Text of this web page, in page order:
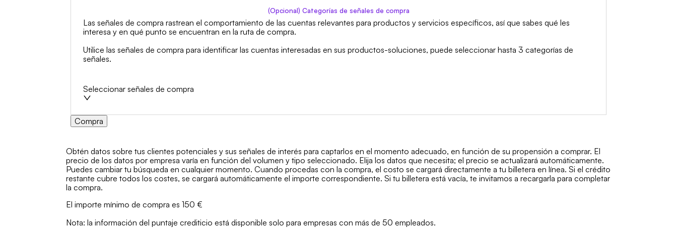
(Opcional) Categorías de señales de compra
Las señales de compra rastrean el comportamiento de las cuentas relevantes para productos y servicios específicos, así que sabes qué les
interesa y en qué punto se encuentran en la ruta de compra.
Utilice las señales de compra para identificar las cuentas interesadas en sus productos-soluciones, puede seleccionar hasta 3 categorías de
señales.
Seleccionar señales de compra
Compra
Obtén datos sobre tus clientes potenciales y sus señales de interés para captarlos en el momento adecuado, en función de su propensión a comprar. El
precio de los datos por empresa varía en función del volumen y tipo seleccionado. Elija los datos que necesita; el precio se actualizará automáticamente.
Puedes cambiar tu búsqueda en cualquier momento. Cuando procedas con la compra, el costo se cargará directamente a tu billetera en línea. Si el crédito
restante cubre todos los costes, se cargará automáticamente el importe correspondiente. Si tu billetera está vacía, te invitamos a recargarla para completar
la compra.
El importe mínimo de compra es 150 €
Nota: la información del puntaje crediticio está disponible solo para empresas con más de 50 empleados.